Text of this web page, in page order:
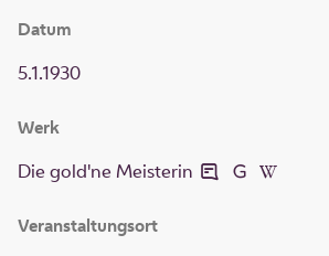
Veranstaltungsort
Datum
5.1.1930
Werk
Die gold'ne Meisterin